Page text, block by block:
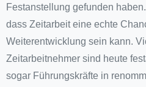
Festanstellung gefunden
dass Zeitarbeit eine echte
Weiterentwicklung sein kann.
Zeitarbeitnehmer sind heute
sogar Führungskräfte in